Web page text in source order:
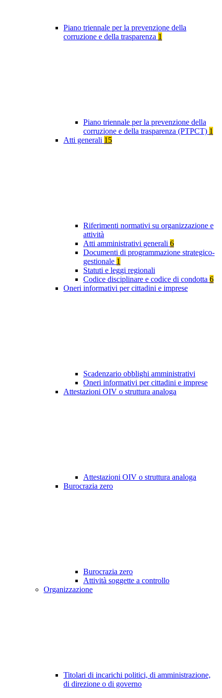
Piano triennale per la prevenzione della
corruzione e della trasparenza 1
Piano triennale per la prevenzione della
corruzione e della trasparenza (PTPCT) 1
Atti generali 15
Riferimenti normativi su organizzazione e
attività
Atti amministrativi generali 6
Documenti di programmazione strategico-
gestionale 1
Statuti e leggi regionali
Codice disciplinare e codice di condotta 6
Oneri informativi per cittadini e imprese
Scadenzario obblighi amministrativi
Oneri informativi per cittadini e imprese
Attestazioni OIV o struttura analoga
Attestazioni OIV o struttura analoga
Burocrazia zero
Burocrazia zero
Attività soggette a controllo
Organizzazione
Titolari di incarichi politici, di amministrazione,
di direzione o di governo